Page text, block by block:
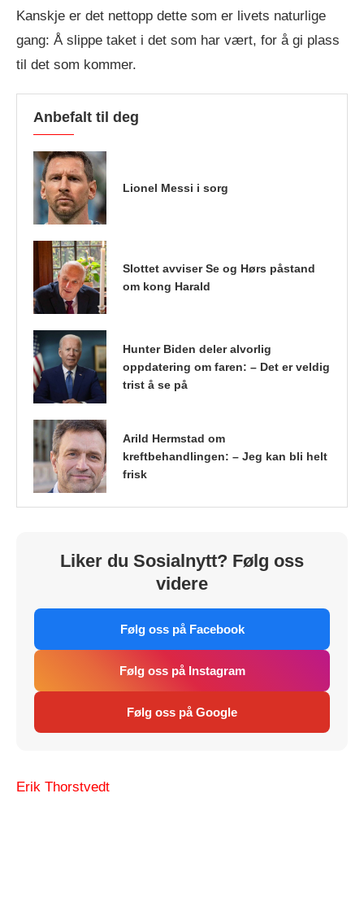
Kanskje er det nettopp dette som er livets naturlige
gang: Å slippe taket i det som har vært, for å gi plass
til det som kommer.
Anbefalt til deg
Lionel Messi i sorg
Slottet avviser Se og Hørs påstand
om kong Harald
Hunter Biden deler alvorlig
oppdatering om faren: – Det er veldig
trist å se på
Arild Hermstad om
kreftbehandlingen: – Jeg kan bli helt
frisk
Liker du Sosialnytt? Følg oss
videre
Følg oss på Facebook
Følg oss på Instagram
Følg oss på Google
Erik Thorstvedt